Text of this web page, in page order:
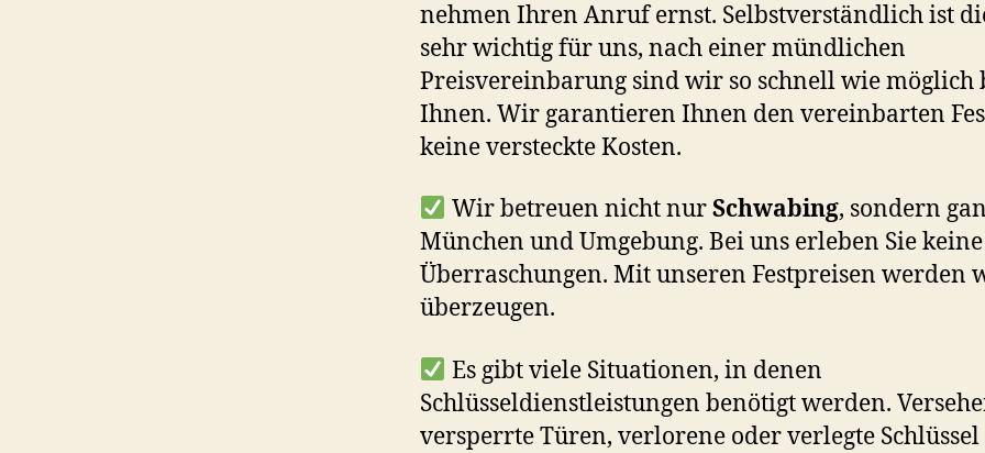
nehmen Ihren Anruf ernst. Selbstverständlich ist
sehr wichtig für uns, nach einer mündlichen
Preisvereinbarung sind wir so schnell wie möglich
Ihnen. Wir garantieren Ihnen den vereinbarten
keine versteckte Kosten.
Wir betreuen nicht nurSchwabing, sondern
München und Umgebung. Bei uns erleben Sie
Überraschungen. Mit unseren Festpreisen werden
überzeugen.
Es gibt viele Situationen, in denen
Schlüsseldienstleistungen benötigt werden.
versperrte Türen, verlorene oder verlegte